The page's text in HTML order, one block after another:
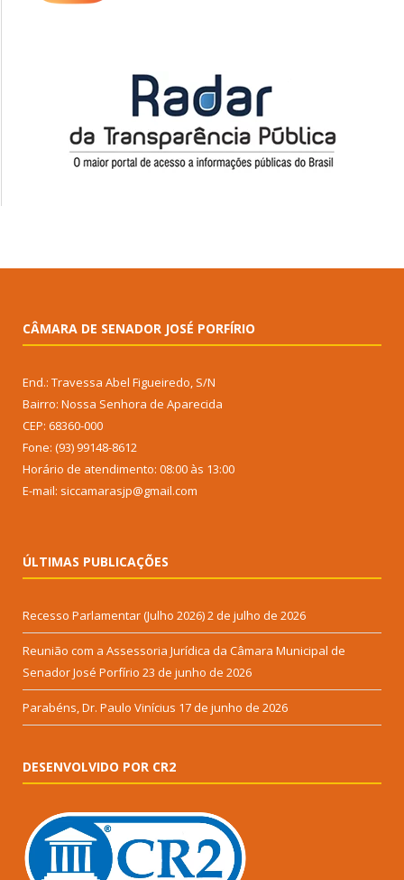
CÂMARA DE SENADOR JOSÉ PORFÍRIO
End.: Travessa Abel Figueiredo, S/N
Bairro: Nossa Senhora de Aparecida
CEP: 68360-000
Fone: (93) 99148-8612
Horário de atendimento: 08:00 às 13:00
E-mail: siccamarasjp@gmail.com
ÚLTIMAS PUBLICAÇÕES
Recesso Parlamentar (Julho 2026)2 de julho de 2026
Reunião com a Assessoria Jurídica da Câmara Municipal de
Senador José Porfírio 23 de junho de 2026
Parabéns, Dr. Paulo Vinícius 17 de junho de 2026
DESENVOLVIDO POR CR2